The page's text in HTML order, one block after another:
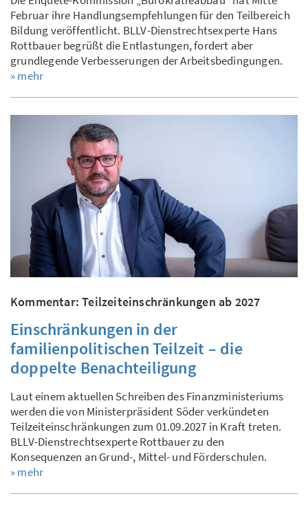
Februar ihre Handlungsempfehlungen für den Teilbereich
Bildung veröffentlicht. BLLV-Dienstrechtsexperte Hans
Rottbauer begrüßt die Entlastungen, fordert aber
grundlegende Verbesserungen der Arbeitsbedingungen.
» mehr
Kommentar: Teilzeiteinschränkungen ab 2027
Einschränkungen in der
familienpolitischen Teilzeit – die
doppelte Benachteiligung
Laut einem aktuellen Schreiben des Finanzministeriums
werden die von Ministerpräsident Söder verkündeten
Teilzeiteinschränkungen zum 01.09.2027 in Kraft treten.
BLLV-Dienstrechtsexperte Rottbauer zu den
Konsequenzen an Grund-, Mittel- und Förderschulen.
» mehr